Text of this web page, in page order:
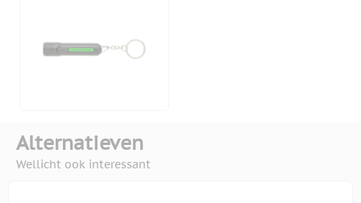
Alternatieven
Wellicht ook interessant